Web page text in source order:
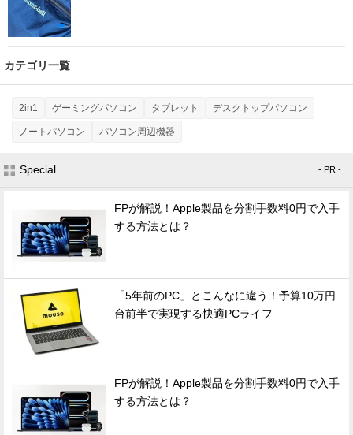
カテゴリ一覧
2in1 ゲーミングパソコン タブレット デスクトップパソコン
ノートパソコン パソコン周辺機器
Special - PR -
FPが解説！Apple製品を分割手数料0円で入手
する方法とは？
「5年前のPC」とこんなに違う！予算10万円
台前半で実現する快適PCライフ
FPが解説！Apple製品を分割手数料0円で入手
する方法とは？